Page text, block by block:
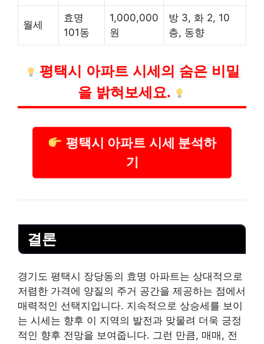
월세
효명
101동
1,000,000
원
방 3, 화 2, 10
층, 동향
평택시 아파트 시세의 숨은 비밀
을 밝혀보세요.
평택시 아파트 시세 분석하
기
결론
경기도 평택시 장당동의 효명 아파트는 상대적으로
저렴한 가격에 양질의 주거 공간을 제공하는 점에서
매력적인 선택지입니다. 지속적으로 상승세를 보이
는 시세는 향후 이 지역의 발전과 맞물려 더욱 긍정
적인 향후 전망을 보여줍니다. 그런 만큼, 매매, 전